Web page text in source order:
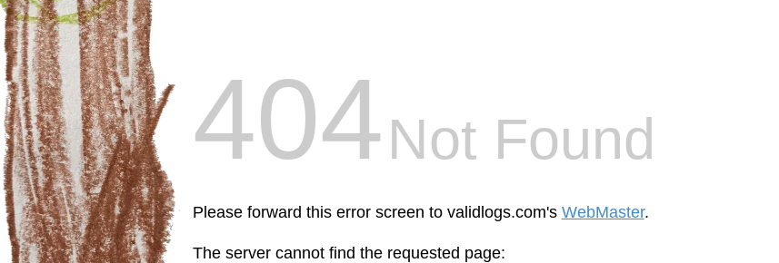
404Not Found
Please forward this error screen to validlogs.com's WebMaster.
The server cannot find the requested page: